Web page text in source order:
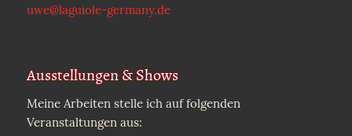
uwe@laguiole-germany.de
Ausstellungen & Shows
Meine Arbeiten stelle ich auf folgenden
Veranstaltungen aus: